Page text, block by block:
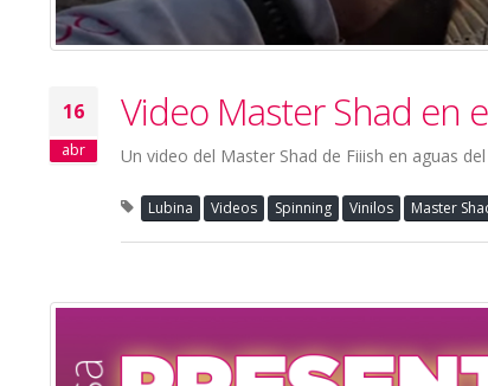
16
abr
Video Master Shad en
Un video del Master Shad de Fiiish en aguas
Lubina Videos Spinning Vinilos Master